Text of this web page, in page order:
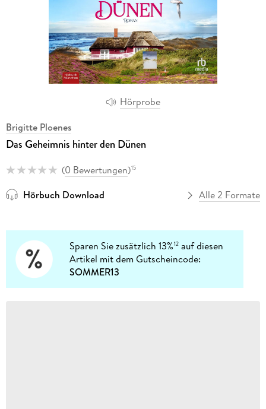
Hörprobe
Brigitte Ploenes
Das Geheimnis hinter den Dünen
(0 Bewertungen)15
Hörbuch Download Alle 2 Formate
Sparen Sie zusätzlich 13%12 auf diesen
Artikel mit dem Gutscheincode:
SOMMER13